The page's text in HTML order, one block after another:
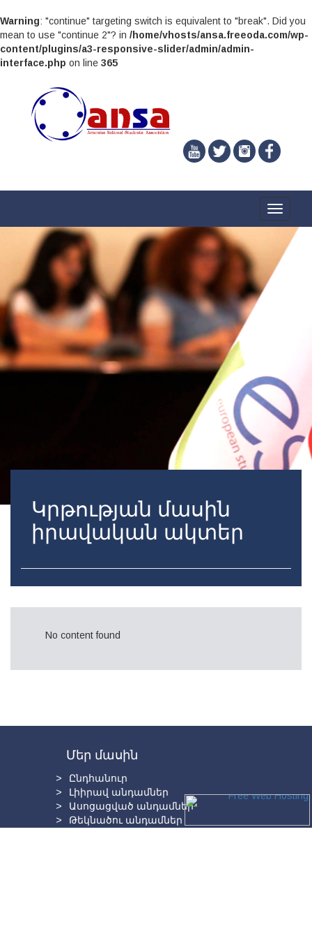
Warning: "continue" targeting switch is equivalent to "break". Did you
mean to use "continue 2"? in /home/vhosts/ansa.freeoda.com/wp-
content/plugins/a3-responsive-slider/admin/admin-
interface.php on line 365
Toggle
Կրթության մասին
իրավական ակտեր
No content found
Մեր մասին
Ընդհանուր
Լիիրավ անդամներ
Ասոցացված անդամներ
Թեկնածու անդամներ